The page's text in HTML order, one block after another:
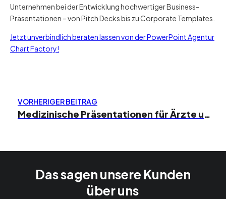
Unternehmen bei der Entwicklung hochwertiger Business-
Präsentationen – von Pitch Decks bis zu Corporate Templates.
Jetzt unverbindlich beraten lassen von der PowerPoint Agentur
Chart Factory!
VORHERIGER BEITRAG
Medizinische Präsentationen für Ärzte und Fachkongresse
Das sagen unsere Kunden
über uns